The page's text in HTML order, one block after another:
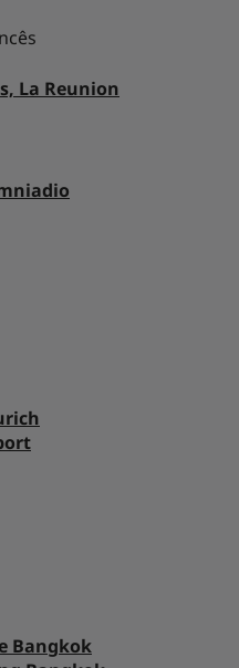
La Reunion
Bangkok